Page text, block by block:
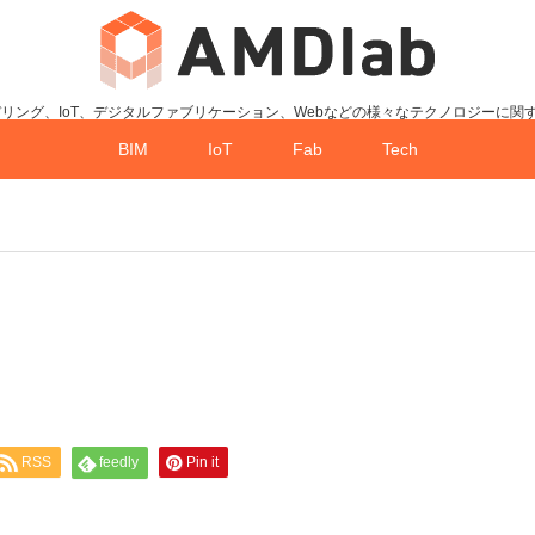
ング、IoT、デジタルファブリケーション、Webなどの様々なテクノロジーに関
BIM IoT Fab Tech
RSS feedly Pin it